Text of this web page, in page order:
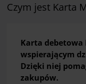
Czym jest Karta
Karta debetowa
wspierającym
Dzięki niej
zakupów.